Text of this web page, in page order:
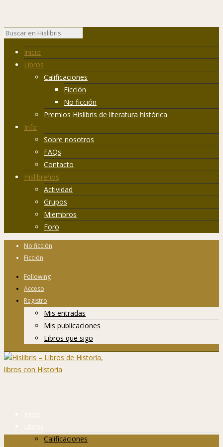
Inicio
Libros
Calificaciones
Ficción
No ficción
Premios Hislibris de literatura histórica
Info
Sobre nosotros
FAQs
Contacto
Hislibreños
Actividad
Grupos
Miembros
Foro
No ficción
Ficción
Following
Acceso
Registro
Mis entradas
Mis publicaciones
Libros que sigo
Inicio
Libros
Calificaciones